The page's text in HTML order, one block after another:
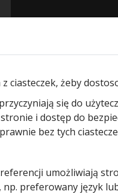
bram garażowych
ciasteczek, żeby
się do
i dostęp do
bez tych
umożliwiają
preferowany język